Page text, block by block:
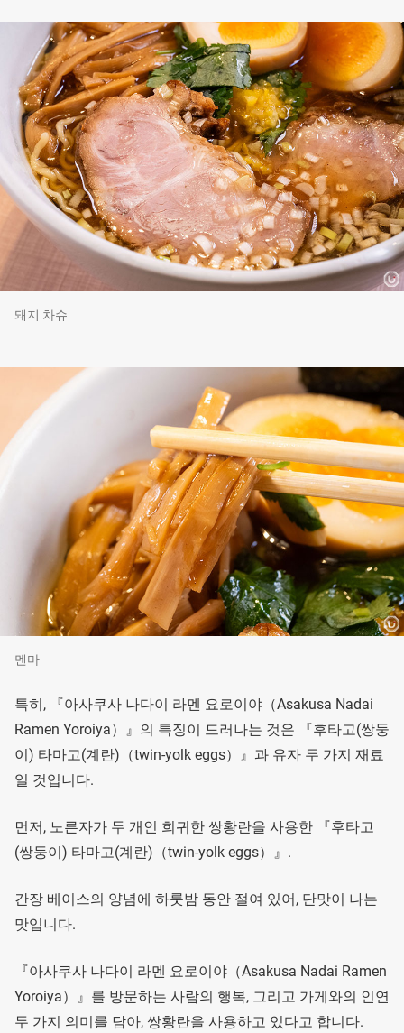
돼지 차슈
멘마
특히, 『아사쿠사 나다이 라멘 요로이야（Asakusa Nadai
Ramen Yoroiya）』의 특징이 드러나는 것은 『후타고(쌍둥
이) 타마고(계란)（twin-yolk eggs）』과 유자 두 가지 재료
일 것입니다.
먼저, 노른자가 두 개인 희귀한 쌍황란을 사용한 『후타고
(쌍둥이) 타마고(계란)（twin-yolk eggs）』.
간장 베이스의 양념에 하룻밤 동안 절여 있어, 단맛이 나는
맛입니다.
『아사쿠사 나다이 라멘 요로이야（Asakusa Nadai Ramen
Yoroiya）』를 방문하는 사람의 행복, 그리고 가게와의 인연
두 가지 의미를 담아, 쌍황란을 사용하고 있다고 합니다.